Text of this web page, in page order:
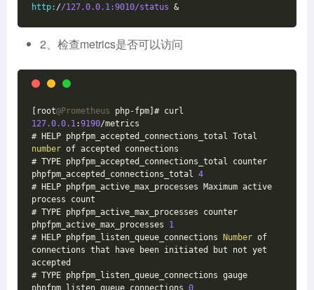
http: //127.0.0.1:9010/status &
2、检查metrics是否可以访问
[root@Prometheus
127.0.0.1:9190/metrics
number of accepted connections
# TYPE phpfpm_accepted_connections_total counter
phpfpm_accepted_connections_total 4
# HELP phpfpm_active_max_processes Maximum active
process count
# TYPE phpfpm_active_max_processes counter
phpfpm_active_max_processes 1
# HELP phpfpm_listen_queue_connections
Number of
connections that have been initiated but not yet
accepted
# TYPE phpfpm_listen_queue_connections gauge
phpfpm_listen_queue_connections 0